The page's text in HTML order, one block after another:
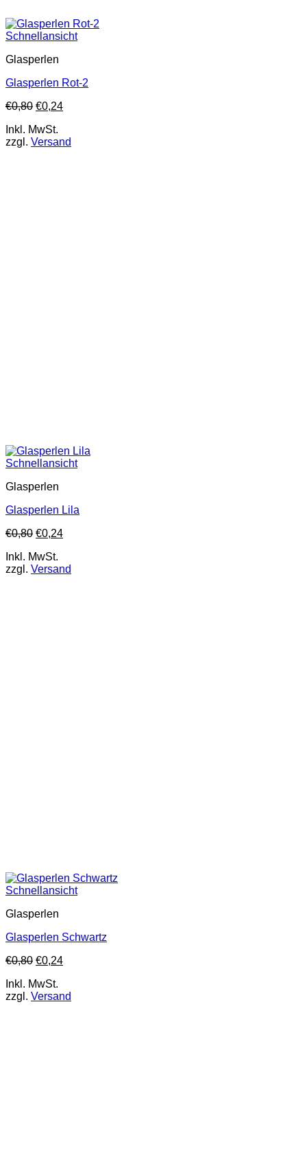
Schnellansicht
Glasperlen
Glasperlen Rot-2
€0,80 €0,24
Inkl. MwSt.
zzgl. Versand
Schnellansicht
Glasperlen
Glasperlen Lila
€0,80 €0,24
Inkl. MwSt.
zzgl. Versand
Schnellansicht
Glasperlen
Glasperlen Schwartz
€0,80 €0,24
Inkl. MwSt.
zzgl. Versand